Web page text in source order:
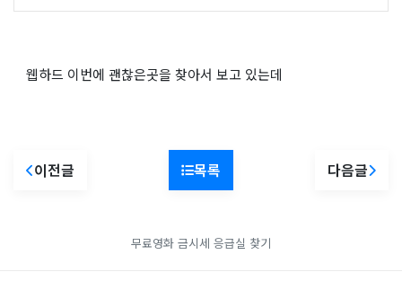
웹하드 이번에 괜찮은곳을 찾아서 보고 있는데
이전글 목록 다음글
무료영화 금시세 응급실 찾기